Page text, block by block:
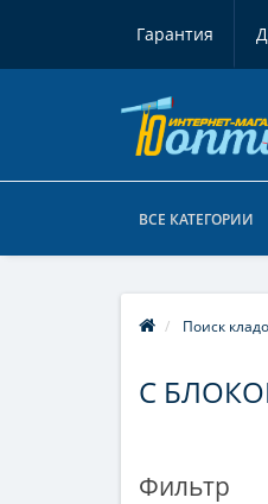
Гарантия
ВСЕ КАТЕГОРИИ
Поиск
С
Фильтр